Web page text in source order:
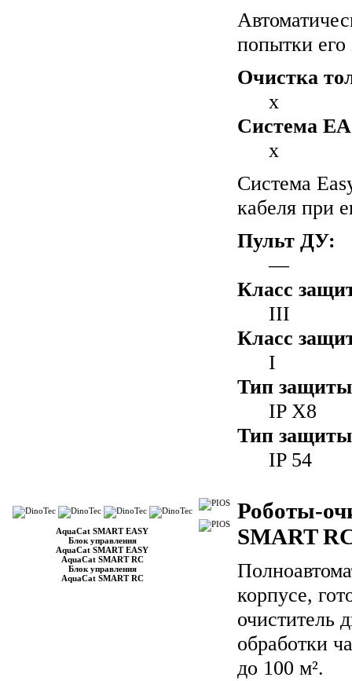
попытки
Очистка
x
Система
x
Система
кабеля при
Пульт ДУ:
—
Класс
III
Класс
I
Тип защиты
IP X8
Тип
IP 54
AquaCat SMART EASY
Блок управления
AquaCat SMART EASY
AquaCat SMART RC
Блок управления
AquaCat SMART RC
Роботы-
SMART
корпусе,
очиститель
обработки
до 100 м².